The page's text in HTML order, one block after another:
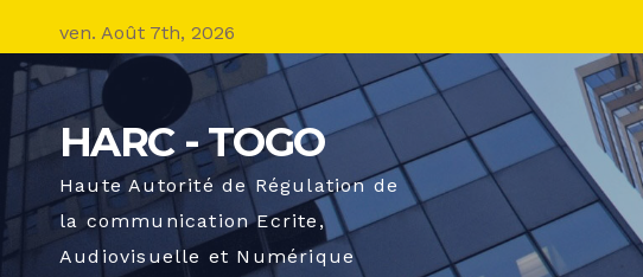
to
content
ven. Août 7th, 2026
HARC - TOGO
Haute Autorité de Régulation de
la communication Ecrite,
Audiovisuelle et Numérique